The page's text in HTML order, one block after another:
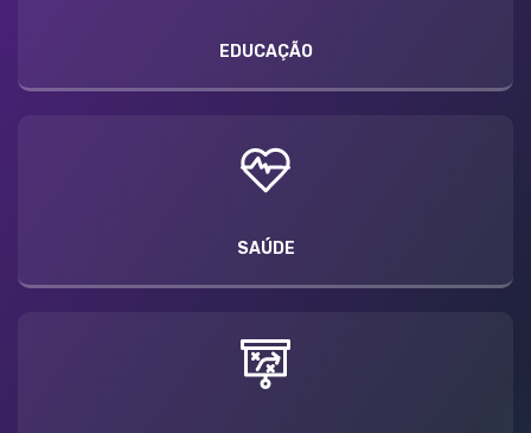
EDUCAÇÃO
SAÚDE